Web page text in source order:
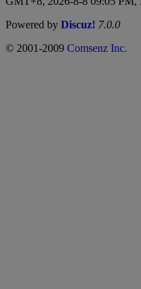
Powered by Discuz! 7.0.0
© 2001-2009 Comsenz Inc.